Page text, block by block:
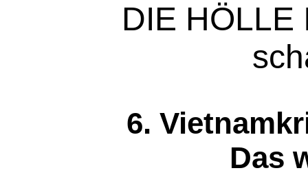
DIE HÖLLE
6.
Das